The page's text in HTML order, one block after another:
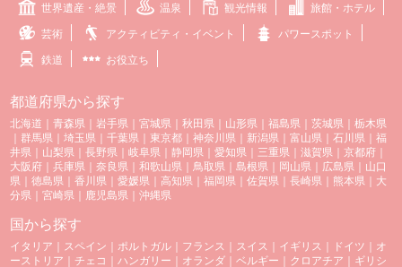
世界遺産・絶景 温泉 観光情報 旅館・ホテル
芸術 アクティビティ・イベント パワースポット
鉄道 お役立ち
都道府県から探す
北海道 ｜青森県 ｜岩手県 ｜宮城県 ｜秋田県 ｜ 山形県 ｜福島県 ｜茨城県 ｜栃木県
｜ 群馬県 ｜埼玉県 ｜千葉県 ｜ 東京都 ｜神奈川県 ｜ 新潟県 ｜富山県 ｜石川県 ｜福
井県 ｜ 山梨県 ｜長野県 ｜岐阜県 ｜静岡県 ｜愛知県 ｜ 三重県 ｜滋賀県 ｜京都府 ｜
大阪府 ｜兵庫県 ｜奈良県 ｜和歌山県 ｜鳥取県 ｜島根県 ｜ 岡山県 ｜ 広島県 ｜ 山口
県 ｜徳島県 ｜香川県 ｜愛媛県 ｜高知県 ｜福岡県 ｜佐賀県 ｜長崎県 ｜ 熊本県 ｜ 大
分県 ｜宮崎県 ｜ 鹿児島県 ｜沖縄県
国から探す
イタリア ｜ スペイン ｜ポルトガル ｜ フランス ｜ スイス ｜ イギリス ｜ ドイツ ｜ オ
ーストリア ｜チェコ ｜ハンガリー ｜ オランダ ｜ベルギー ｜ クロアチア ｜ ギリシ